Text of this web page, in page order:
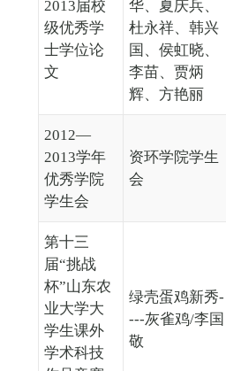
2013届校
级优秀学
士学位论
文
华、夏庆兵、
杜永祥、韩兴
国、侯虹晓、
李苗、贾炳
辉、方艳丽
2012—
2013学年
优秀学院
学生会
资环学院学生
会
第十三
届“挑战
杯”山东农
业大学大
学生课外
学术科技
绿壳蛋鸡新秀-
---灰雀鸡/李国
敬